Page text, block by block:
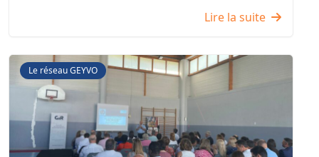
Lire la suite
Le réseau GEYVO